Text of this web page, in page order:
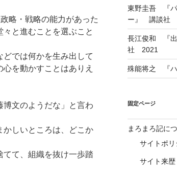
略・戦略の能力があった
と進むことを選ぶこと
では何かを生み出して
を動かすことはありえ
文のようだな」と言わ
かしいところは、どこか
て、組織を抜け一歩踏
東野圭吾 『パ
ー』 講談社
長江俊和 『
社 2021
殊能将之 『
固定ページ
まろまろ記に
サイトポリ
サイト来歴